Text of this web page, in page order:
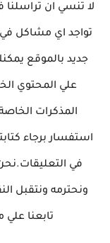
لا تنسي ان
تواجد اي مشاكل في
جديد بالموقع
علي المحتوي
المذكرات
استفسار برجاء
في
ونحترمه ونتقبل
تابعنا